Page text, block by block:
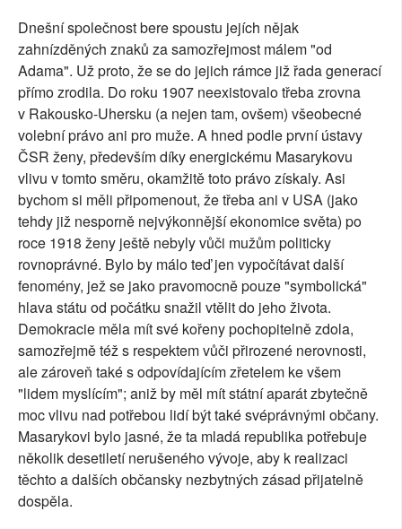
Dnešní společnost bere spoustu jejích nějak
zahnízděných znaků za samozřejmost málem "od
Adama". Už proto, že se do jejich rámce již řada generací
přímo zrodila. Do roku 1907 neexistovalo třeba zrovna
v Rakousko-Uhersku (a nejen tam, ovšem) všeobecné
volební právo ani pro muže. A hned podle první ústavy
ČSR ženy, především díky energickému Masarykovu
vlivu v tomto směru, okamžitě toto právo získaly. Asi
bychom si měli připomenout, že třeba ani v USA (jako
tehdy již nesporně nejvýkonnější ekonomice světa) po
roce 1918 ženy ještě nebyly vůči mužům politicky
rovnoprávné. Bylo by málo teď jen vypočítávat další
fenomény, jež se jako pravomocně pouze "symbolická"
hlava státu od počátku snažil vtělit do jeho života.
Demokracie měla mít své kořeny pochopitelně zdola,
samozřejmě též s respektem vůči přirozené nerovnosti,
ale zároveň také s odpovídajícím zřetelem ke všem
"lidem myslícím"; aniž by měl mít státní aparát zbytečně
moc vlivu nad potřebou lidí být také svéprávnými občany.
Masarykovi bylo jasné, že ta mladá republika potřebuje
několik desetiletí nerušeného vývoje, aby k realizaci
těchto a dalších občansky nezbytných zásad přijatelně
dospěla.